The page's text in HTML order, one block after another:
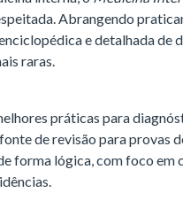
Abrangendo
e detalhada de
raras.
práticas para
de revisão para provas
forma lógica, com foco em